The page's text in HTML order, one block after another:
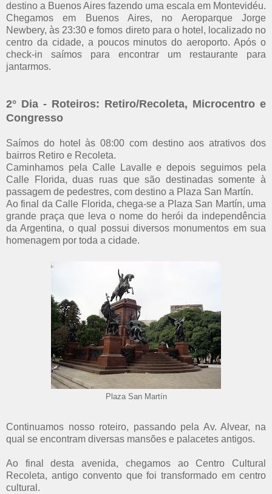
destino a Buenos Aires fazendo uma escala em Montevidéu.
Chegamos em Buenos Aires, no Aeroparque Jorge
Newbery, às 23:30 e fomos direto para o hotel, localizado no
centro da cidade, a poucos minutos do aeroporto. Após o
check-in saímos para encontrar um restaurante para
jantarmos.
2° Dia - Roteiros: Retiro/Recoleta, Microcentro e
Congresso
Saímos do hotel às 08:00 com destino aos atrativos dos
bairros Retiro e Recoleta.
Caminhamos pela Calle Lavalle e depois seguimos pela
Calle Florida, duas ruas que são destinadas somente à
passagem de pedestres, com destino a Plaza San Martín.
Ao final da Calle Florida, chega-se a Plaza San Martín, uma
grande praça que leva o nome do herói da independência
da Argentina, o qual possui diversos monumentos em sua
homenagem por toda a cidade.
Plaza San Martín
Continuamos nosso roteiro, passando pela Av. Alvear, na
qual se encontram diversas mansões e palacetes antigos.
Ao final desta avenida, chegamos ao Centro Cultural
Recoleta, antigo convento que foi transformado em centro
cultural.